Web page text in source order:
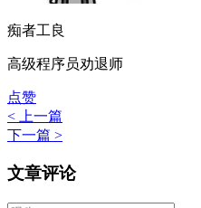
痴者工良
高级程序员劝退师
点赞
< 上一篇
下一篇 >
文章评论